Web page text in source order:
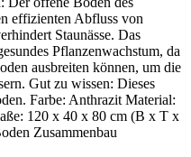
effizienten Abfluss von
Staunässe. Das
Pflanzenwachstum, da
ausbreiten können, um die
Gut zu wissen: Dieses
Farbe: Anthrazit Material:
120 x 40 x 80 cm (B x T x
Zusammenbau